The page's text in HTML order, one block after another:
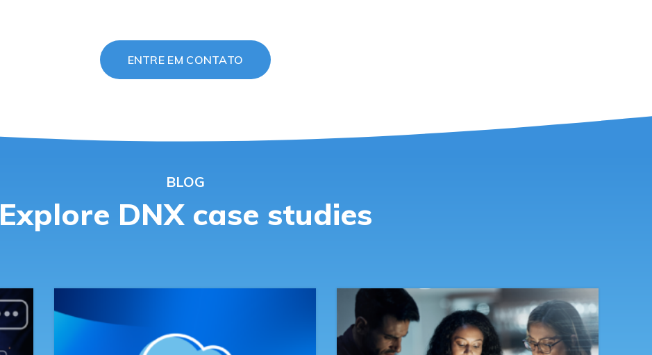
ENTRE EM CONTATO
BLOG
Explore DNX case studies